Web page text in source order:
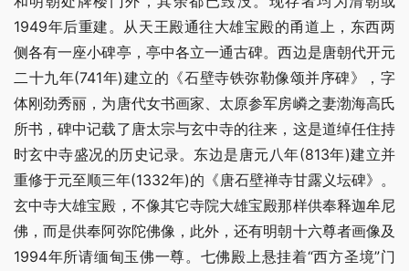
1949年后重建。从天王殿通往大雄宝殿的甬道上，东西两
侧各有一座小碑亭，亭中各立一通古碑。西边是唐朝代开元
二十九年(741年)建立的《石壁寺铁弥勒像颂并序碑》，字
体刚劲秀丽，为唐代女书画家、太原参军房嶙之妻渤海高氏
所书，碑中记载了唐太宗与玄中寺的往来，这是道绰任住持
时玄中寺盛况的历史记录。东边是唐元八年(813年)建立并
重修于元至顺三年(1332年)的《唐石壁禅寺甘露义坛碑》。
玄中寺大雄宝殿，不像其它寺院大雄宝殿那样供奉释迦牟尼
佛，而是供奉阿弥陀佛像，此外，还有明朝十六尊者画像及
1994年所请缅甸玉佛一尊。七佛殿上悬挂着“西方圣境”门